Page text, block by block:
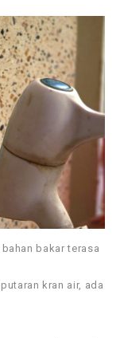
bakar terasa
kran air, ada